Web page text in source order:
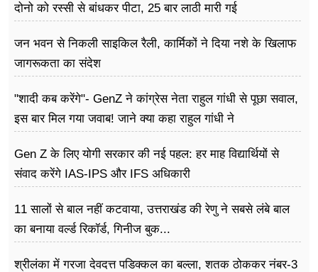
दोनो को रस्सी से बांधकर पीटा, 25 बार लाठी मारी गई
जन भवन से निकली साइकिल रैली, कार्मिकों ने दिया नशे के खिलाफ
जागरूकता का संदेश
"शादी कब करेंगे"- GenZ ने कांग्रेस नेता राहुल गांधी से पूछा सवाल,
इस बार मिल गया जवाब! जाने क्या कहा राहुल गांधी ने
Gen Z के लिए योगी सरकार की नई पहल: हर माह विद्यार्थियों से
संवाद करेंगे IAS-IPS और IFS अधिकारी
11 सालों से बाल नहीं कटवाया, उत्तराखंड की रेणु ने सबसे लंबे बाल
का बनाया वर्ल्ड रिकॉर्ड, गिनीज बुक...
श्रीलंका में गरजा देवदत्त पडिक्कल का बल्ला, शतक ठोककर नंबर-3